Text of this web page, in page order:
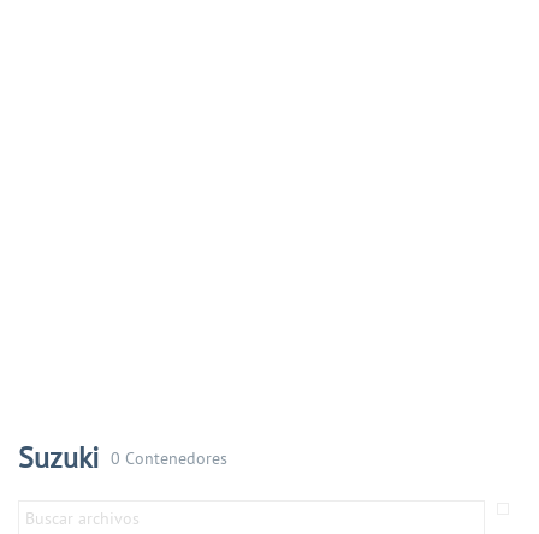
Suzuki 0 Contenedores